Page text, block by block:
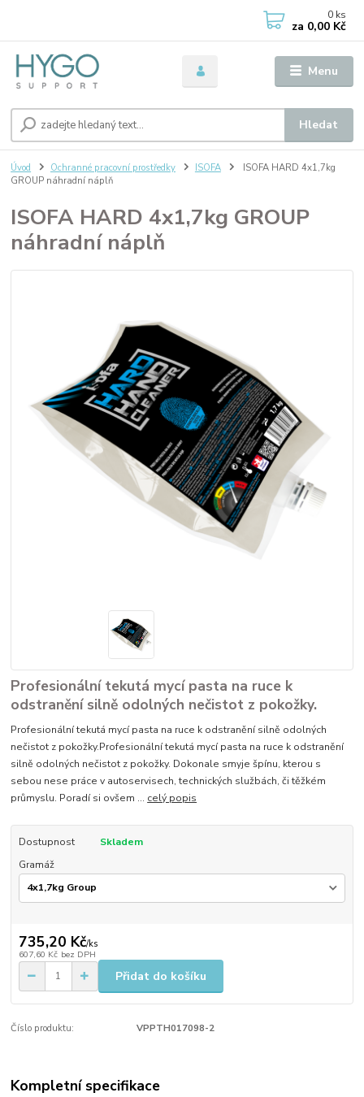
Menu
Hledat
0 ks
za 0,00 Kč
Úvod Ochranné pracovní prostředky ISOFA
ISOFA HARD 4x1,7kg
GROUP náhradní náplň
ISOFA HARD 4x1,7kg GROUP
náhradní náplň
Profesionální tekutá mycí pasta na ruce k
odstranění silně odolných nečistot z pokožky.
Profesionální tekutá mycí pasta na ruce k odstranění silně odolných
nečistot z pokožky. ​Profesionální tekutá mycí pasta na ruce k odstranění
silně odolných nečistot z pokožky. Dokonale smyje špínu, kterou s
sebou nese práce v autoservisech, technických službách, či těžkém
průmyslu. Poradí si ovšem ... celý popis
Dostupnost
Skladem
Gramáž
735,20 Kč/ks
607,60 Kč bez DPH
Přidat do košíku
Číslo produktu: VPPTH017098-2
Kompletní specifikace